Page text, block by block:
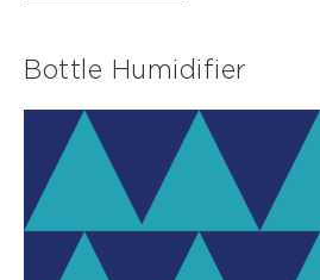
Bottle Humidifier